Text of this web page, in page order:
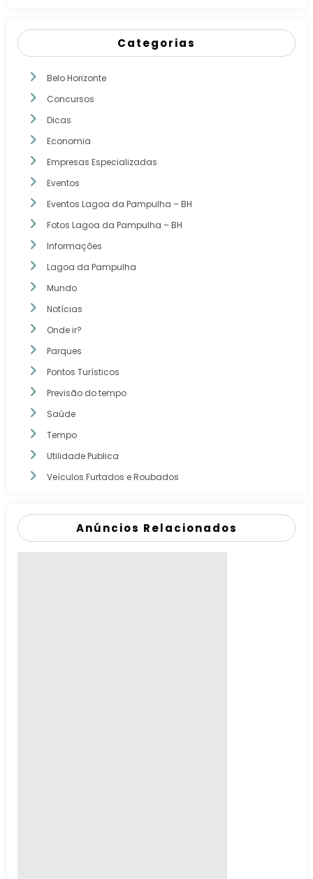
Categorias
Belo Horizonte
Concursos
Dicas
Economia
Empresas Especializadas
Eventos
Eventos Lagoa da Pampulha – BH
Fotos Lagoa da Pampulha – BH
Informações
Lagoa da Pampulha
Mundo
Notícias
Onde ir?
Parques
Pontos Turísticos
Previsão do tempo
Saúde
Tempo
Utilidade Publica
Veículos Furtados e Roubados
Anúncios Relacionados